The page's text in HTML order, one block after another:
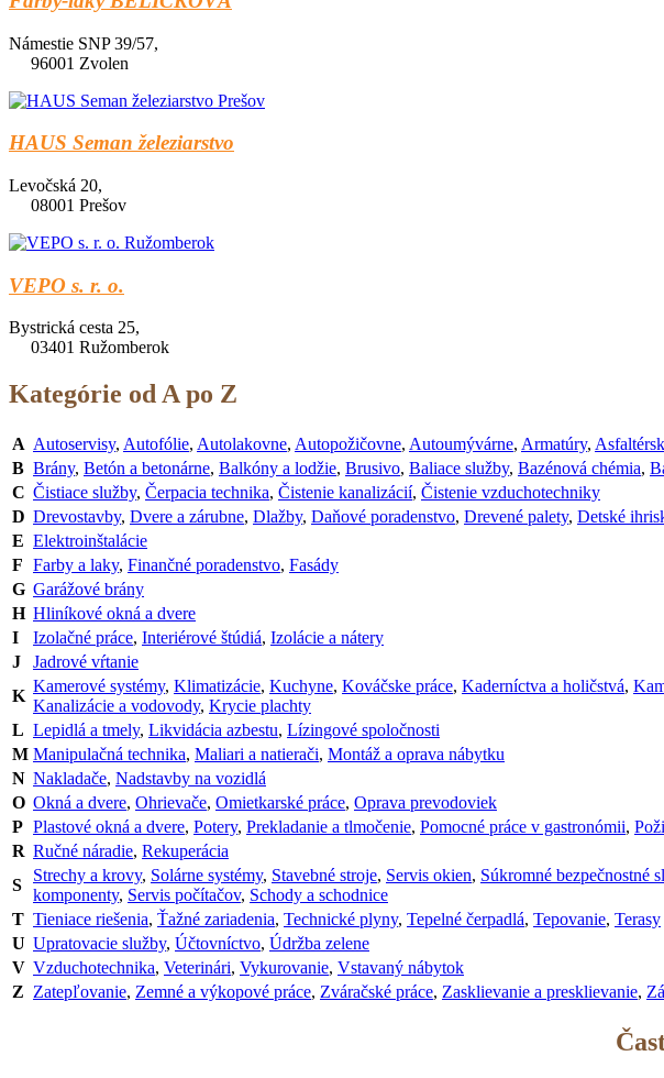
Námestie SNP 39/57,
96001 Zvolen
HAUS Seman železiarstvo
Levočská 20,
08001 Prešov
VEPO s. r. o.
Bystrická cesta 25,
03401 Ružomberok
Kategórie od A po Z
A Autoservisy, Autofólie, Autolakovne, Autopožičovne, Autoumývárne, Armatúry,
B Brány, Betón a betonárne, Balkóny a lodžie, Brusivo, Baliace služby, Bazénová chémia,
C Čistiace služby, Čerpacia technika, Čistenie kanalizácií, Čistenie vzduchotechniky
D Drevostavby, Dvere a zárubne, Dlažby, Daňové poradenstvo, Drevené palety, Detské
E Elektroinštalácie
F Farby a laky, Finančné poradenstvo, Fasády
G Garážové brány
H Hliníkové okná a dvere
I
Izolačné práce, Interiérové štúdiá, Izolácie a nátery
J
Jadrové vŕtanie
K
Kamerové systémy, Klimatizácie, Kuchyne, Kováčske práce, Kaderníctva a holičstvá,
Kanalizácie a vodovody, Krycie plachty
L Lepidlá a tmely, Likvidácia azbestu, Lízingové spoločnosti
M Manipulačná technika, Maliari a natierači, Montáž a oprava nábytku
N Nakladače, Nadstavby na vozidlá
O Okná a dvere, Ohrievače, Omietkarské práce, Oprava prevodoviek
P Plastové okná a dvere, Potery, Prekladanie a tlmočenie, Pomocné práce v gastronómii,
R Ručné náradie, Rekuperácia
S
Strechy a krovy, Solárne systémy, Stavebné stroje, Servis okien, Súkromné bezpečnostné
komponenty, Servis počítačov, Schody a schodnice
T Tieniace riešenia, Ťažné zariadenia, Technické plyny, Tepelné čerpadlá, Tepovanie, Terasy
U Upratovacie služby, Účtovníctvo, Údržba zelene
V Vzduchotechnika, Veterinári, Vykurovanie, Vstavaný nábytok
Z Zatepľovanie, Zemné a výkopové práce, Zváračské práce, Zasklievanie a presklievanie,